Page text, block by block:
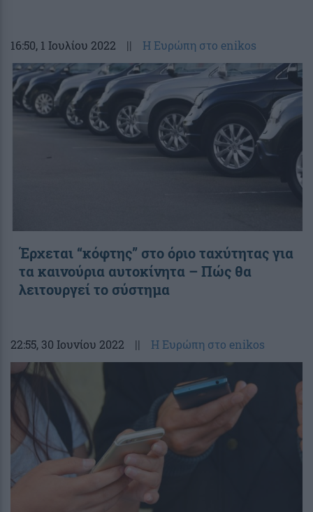
16:50, 1 Ιουλίου 2022 || Η Ευρώπη στο enikos
Έρχεται “κόφτης” στο όριο ταχύτητας για
τα καινούρια αυτοκίνητα – Πώς θα
λειτουργεί το σύστημα
22:55, 30 Ιουνίου 2022 || Η Ευρώπη στο enikos